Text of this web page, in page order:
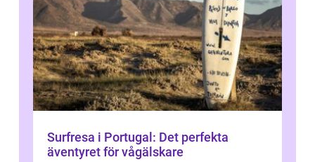
Surfresa i Portugal: Det perfekta
äventyret för vågälskare